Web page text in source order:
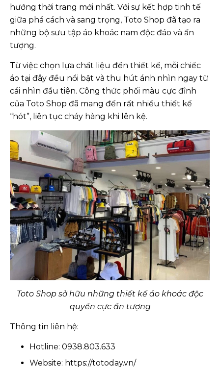
hướng thời trang mới nhất. Với sự kết hợp tinh tế
giữa phá cách và sang trọng, Toto Shop đã tạo ra
những bộ sưu tập áo khoác nam độc đáo và ấn
tượng.
Từ việc chọn lựa chất liệu đến thiết kế, mỗi chiếc
áo tại đây đều nổi bật và thu hút ánh nhìn ngay từ
cái nhìn đầu tiên. Công thức phối màu cực đỉnh
của Toto Shop đã mang đến rất nhiều thiết kế
“hót”, liên tục cháy hàng khi lên kệ.
Toto Shop sở hữu những thiết kế áo khoác độc
quyền cực ấn tượng
Thông tin liên hệ:
Hotline: 0938.803.633
Website: https://totoday.vn/